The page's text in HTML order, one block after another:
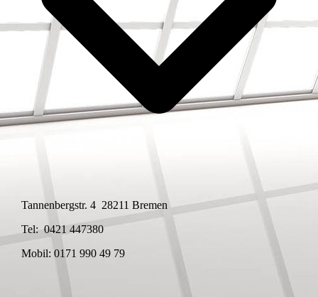
Tannenbergstr. 4 28211 Bremen
Tel: 0421 447380
Mobil: 0171 990 49 79